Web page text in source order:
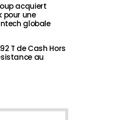
acquiert
pour une
globale
T de Cash Hors
au